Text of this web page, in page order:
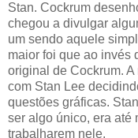
Stan. Cockrum
chegou a divulgar
um sendo aquele
maior foi que ao invés
original de Cockrum.
com Stan Lee
questões gráficas.
ser algo único, era até
trabalharem nele.